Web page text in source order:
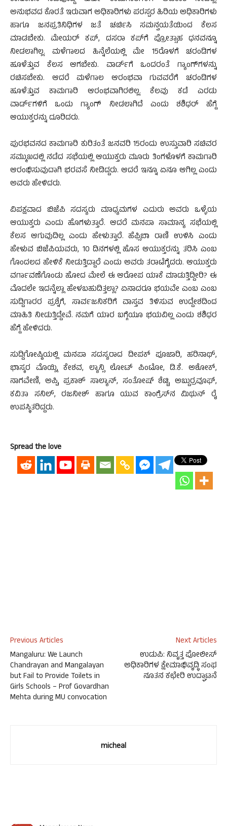
ಅನುಭವದ ಕೊರತೆ ಇರುವಾಗ ಅಧಿಕಾರಿಗಳು ಪರಸ್ಪರ ಹಿರಿಯ ಅಧಿಕಾರಿಗಳು
ಹಾಗೂ ಜನಪ್ರತಿನಿಧಿಗಳ ಜತೆ ಚರ್ಚಿಸಿ ಸಮನ್ವಯತೆಯಿಂದ ಕೆಲಸ
ಮಾಡಬೇಕು. ಮೇಯರ್ ಕಪ್, ದಸರಾ ಕಪ್‌ಗೆ ಪ್ರೋತ್ಸಾಹ ಧನವನ್ನೂ
ನೀಡಲಾಗಿಲ್ಲ. ಮಳೆಗಾಲದ ಹಿನ್ನೆಲೆಯಲ್ಲಿ ಮೇ 15ರೊಳಗೆ ಚರಂಡಿಗಳ
ಹೂಳೆತ್ತುವ ಕೆಲಸ ಆಗಬೇಕು. ವಾರ್ಡ್‌ಗೆ ಒಂದರಂತೆ ಗ್ಯಾಂಗ್‌ಗಳನ್ನು
ರಚಿಸಬೇಕು. ಆದರೆ ಮಳೆಗಾಲ ಆರಂಭವಾ ಗುವವರೆಗೆ ಚರಂಡಿಗಳ
ಹೂಳೆತ್ತುವ ಕಾಮಗಾರಿ ಆರಂಭವಾಗಿರಲಿಲ್ಲ. ಕೆಲವು ಕಡೆ ಎರಡು
ವಾರ್ಡ್‌ಗಳಿಗೆ ಒಂದು ಗ್ಯಾಂಗ್ ನೀಡಲಾಗಿದೆ ಎಂದು ಶಶಿಧರ್ ಹೆಗ್ಡೆ
ಆಯುಕ್ತರನ್ನು ದೂರಿದರು.
ಪುರಭವನದ ಕಾಮಗಾರಿ ಕುರಿತಂತೆ ಜನವರಿ 15ರಂದು ಉಸ್ತುವಾರಿ ಸಚಿವರ
ಸಮ್ಮುಖದಲ್ಲಿ ನಡೆದ ಸಭೆಯಲ್ಲಿ ಆಯುಕ್ತರು ಮೂರು ತಿಂಗಳೊಳಗೆ ಕಾಮಗಾರಿ
ಆರಂಭಿಸುವುದಾಗಿ ಭರವಸೆ ನೀಡಿದ್ದರು. ಆದರೆ ಇನ್ನೂ ಏನೂ ಆಗಿಲ್ಲ ಎಂದು
ಅವರು ಹೇಳಿದರು.
ವಿಪಕ್ಷವಾದ ಬಿಜೆಪಿ ಸದಸ್ಯರು ಮಾಧ್ಯಮಗಳ ಎದುರು ಅವರು ಒಳ್ಳೆಯ
ಆಯುಕ್ತರು ಎಂದು ಹೊಗಳುತ್ತಾರೆ. ಆದರೆ ಮನಪಾ ಸಾಮಾನ್ಯ ಸಭೆಯಲ್ಲಿ
ಕೆಲಸ ಆಗುವುದಿಲ್ಲ ಎಂದು ಹೇಳುತ್ತಾರೆ. ಹೆಫ್ಸಿಬಾ ರಾಣಿ ಉಳಿಸಿ ಎಂದು
ಹೇಳುವ ಬಿಜೆಪಿಯವರು, 10 ದಿನಗಳಲ್ಲಿ ಹೊಸ ಆಯುಕ್ತರನ್ನು ತರಿಸಿ ಎಂಬ
ಗೊಂದಲದ ಹೇಳಿಕೆ ನೀಡುತ್ತಿದ್ದಾರೆ ಎಂದು ಅವರು ತರಾಟೆಗೈದರು. ಆಯುಕ್ತರು
ವರ್ಗಾವಣೆಗೊಂಡು ಹೋದ ಮೇಲೆ ಈ ಆರೋಪ ಯಾಕೆ ಮಾಡುತ್ತಿದ್ದೀರಿ? ಈ
ಮೊದಲೇ ಇದನ್ನೆಲ್ಲಾ ಹೇಳಬಹುದಿತ್ತಲ್ಲಾ? ಏನಾದರೂ ಭಯವೇ ಎಂಬ ಎಂಬ
ಸುದ್ದಿಗಾರರ ಪ್ರಶ್ನೆಗೆ, ಸಾರ್ವಜನಿಕರಿಗೆ ವಾಸ್ತವ ತಿಳಿಸುವ ಉದ್ದೇಶದಿಂದ
ಮಾಹಿತಿ ನೀಡುತ್ತಿದ್ದೇವೆ. ನಮಗೆ ಯಾರ ಬಗ್ಗೆಯೂ ಭಯವಿಲ್ಲ ಎಂದು ಶಶಿಧರ
ಹೆಗ್ಡೆ ಹೇಳಿದರು.
ಸುದ್ದಿಗೋಷ್ಠಿಯಲ್ಲಿ ಮನಪಾ ಸದಸ್ಯರಾದ ದೀಪಕ್ ಪೂಜಾರಿ, ಹರಿನಾಥ್,
ಭಾಸ್ಕರ ಮೊಯ್ಲಿ, ಕೇಶವ, ಲ್ಯಾನ್ಸಿ ಲೋಟ್ ಪಿಂಟೋ, ಡಿ.ಕೆ. ಅಶೋಕ್,
ನಾಗವೇಣಿ, ಅಪ್ಪಿ, ಪ್ರಕಾಶ್ ಸಾಲ್ಯಾನ್, ಸಂತೋಷ್ ಶೆಟ್ಟಿ, ಅಬ್ದುರ್ರವೂಫ್,
ಕವಿತಾ ಸನಿಲ್, ರಜನೀಶ್ ಹಾಗೂ ಯುವ ಕಾಂಗ್ರೆಸ್‌ನ ಮಿಥುನ್ ರೈ
ಉಪಸ್ಥಿತರಿದ್ದರು.
Spread the love
Previous Articles
Mangaluru: We Launch
Chandrayan and Mangalayan
but Fail to Provide Toilets in
Girls Schools – Prof Govardhan
Mehta during MU convocation
Next Articles
ಉಡುಪಿ: ನಿವೃತ್ತ ಪೋಲೀಸ್
ಅಧಿಕಾರಿಗಳ ಕ್ಷೇಮಾಭಿವೃದ್ಧಿ ಸಂಘ
ನೂತನ ಕಛೇರಿ ಉದ್ಘಾಟನೆ
micheal